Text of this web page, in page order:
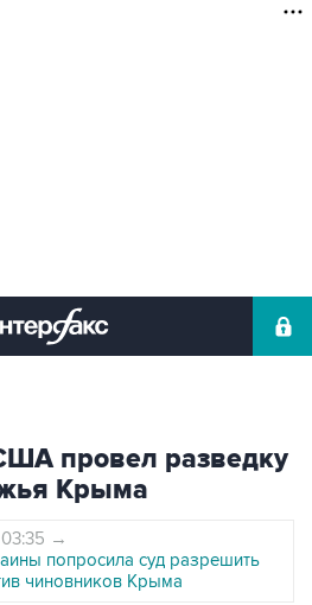
провел разведку
Крыма
→
попросила суд разрешить
чиновников Крыма